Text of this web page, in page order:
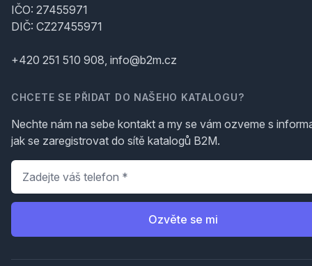
IČO: 27455971
DIČ: CZ27455971
+420 251 510 908, info@b2m.cz
CHCETE SE PŘIDAT DO NAŠEHO KATALOGU?
Nechte nám na sebe kontakt a my se vám ozveme s
jak se zaregistrovat do sítě katalogů B2M.
Telefon
Ozvěte se mi